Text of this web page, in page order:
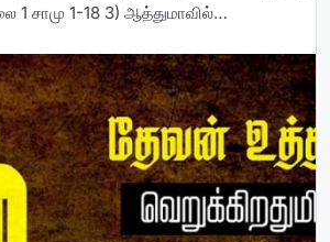
1 சாமு 1-18 3) ஆத்துமாவில்…